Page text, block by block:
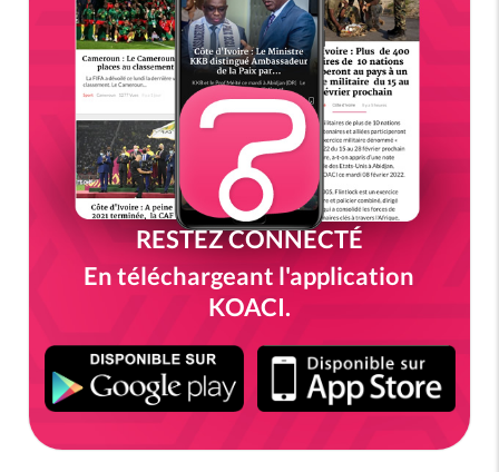
RESTEZ CONNECTÉ
En téléchargeant l'application
KOACI.